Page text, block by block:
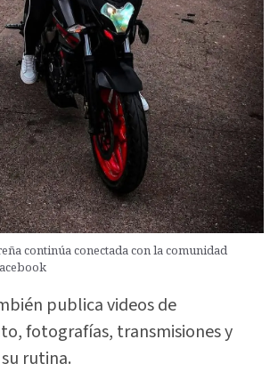
continúa conectada con la comunidad
publica videos de
fotografías, transmisiones y
rutina.